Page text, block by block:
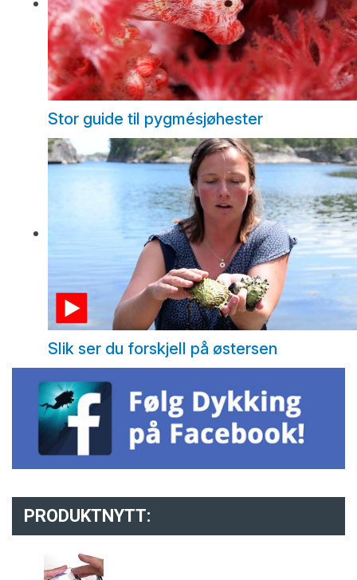
Stor guide til pygmésjøhester
Slik ser du forskjell på østersen
PRODUKTNYTT: